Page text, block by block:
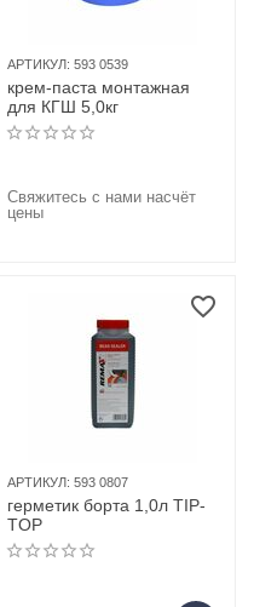
АРТИКУЛ: 593 0539
крем-паста монтажная
для КГШ 5,0кг
Свяжитесь с нами насчёт
цены
АРТИКУЛ: 593 0807
герметик борта 1,0л TIP-
TOP